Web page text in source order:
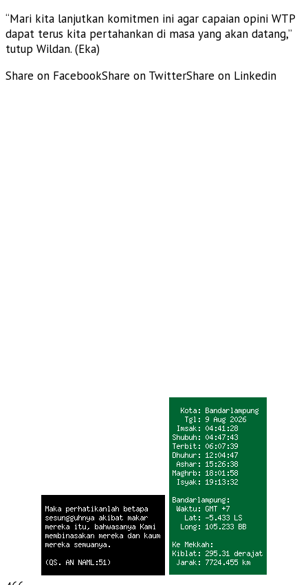
“Mari kita lanjutkan komitmen ini agar capaian opini WTP
dapat terus kita pertahankan di masa yang akan datang,”
tutup Wildan. (Eka)
Share on FacebookShare on TwitterShare on Linkedin